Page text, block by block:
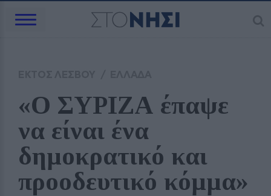
«Ο ΣΥΡΙΖΑ έπαψε
να είναι ένα
δημοκρατικό και
προοδευτικό κόμμα»